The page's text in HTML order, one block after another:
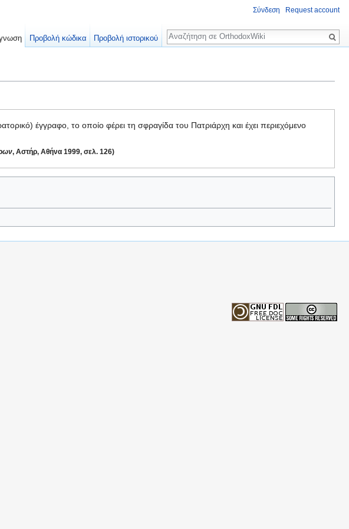
έγγραφο, το οποίο φέρει τη σφραγίδα του Πατριάρχη και έχει περιεχόμενο
, Αστήρ, Αθήνα 1999, σελ. 126)
Σύνδεση Request account
Προβολή κώδικα Προβολή ιστορικού
Αναζήτηση